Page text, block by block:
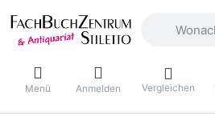
Menü Anmelden Vergleichen